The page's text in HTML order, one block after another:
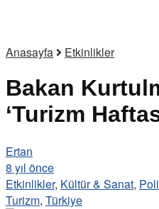
Anasayfa Etkinlikler
Bakan
‘Turizm
Ertan
8 yıl önce
Etkinlikler, Kültür & Sanat,
Turizm, Türkiye